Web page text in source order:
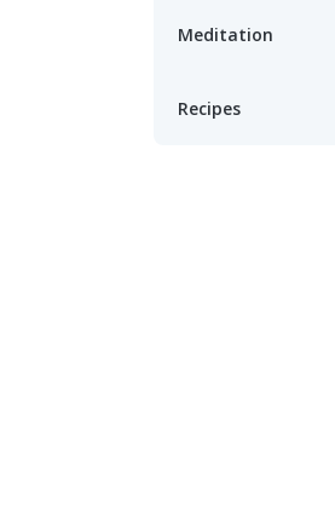
Meditation
Recipes